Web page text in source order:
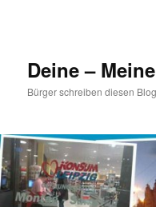
Deine –
Bürger schreiben diesen Blog